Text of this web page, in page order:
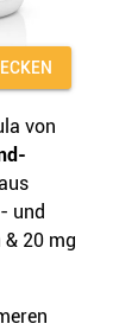
von
und
20 mg